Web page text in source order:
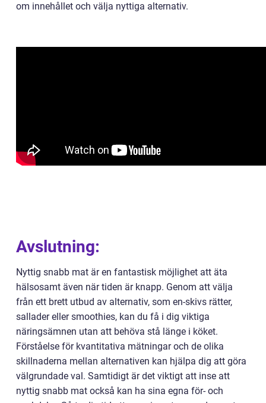
om innehållet och välja nyttiga alternativ.
Avslutning:
Nyttig snabb mat är en fantastisk möjlighet att äta
hälsosamt även när tiden är knapp. Genom att välja
från ett brett utbud av alternativ, som en-skivs rätter,
sallader eller smoothies, kan du få i dig viktiga
näringsämnen utan att behöva stå länge i köket.
Förståelse för kvantitativa mätningar och de olika
skillnaderna mellan alternativen kan hjälpa dig att göra
välgrundade val. Samtidigt är det viktigt att inse att
nyttig snabb mat också kan ha sina egna för- och